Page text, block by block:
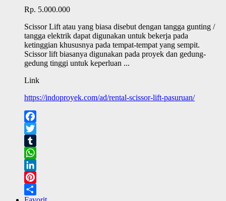
Rp. 5.000.000
Scissor Lift atau yang biasa disebut dengan tangga gunting /
tangga elektrik dapat digunakan untuk bekerja pada
ketinggian khususnya pada tempat-tempat yang sempit.
Scissor lift biasanya digunakan pada proyek dan gedung-
gedung tinggi untuk keperluan ...
Link
https://indoproyek.com/ad/rental-scissor-lift-pasuruan/
Facebook
Twitter
Tumblr
WhatsApp
LinkedIn
Pinterest